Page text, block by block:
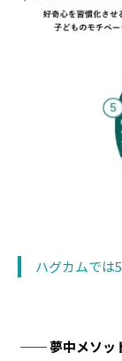
ハグカムでは
── 夢中メソッ